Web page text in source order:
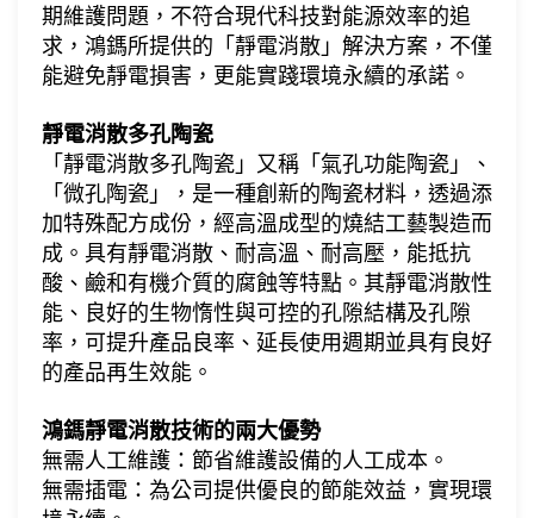
期維護問題，不符合現代科技對能源效率的追
求，鴻鎷所提供的「靜電消散」解決方案，不僅
能避免靜電損害，更能實踐環境永續的承諾。
靜電消散多孔陶瓷
「靜電消散多孔陶瓷」又稱「氣孔功能陶瓷」、
「微孔陶瓷」，是一種創新的陶瓷材料，透過添
加特殊配方成份，經高溫成型的燒結工藝製造而
成。具有靜電消散、耐高溫、耐高壓，能抵抗
酸、鹼和有機介質的腐蝕等特點。其靜電消散性
能、良好的生物惰性與可控的孔隙結構及孔隙
率，可提升產品良率、延長使用週期並具有良好
的產品再生效能。
鴻鎷靜電消散技術的兩大優勢
無需人工維護：節省維護設備的人工成本。
無需插電：為公司提供優良的節能效益，實現環